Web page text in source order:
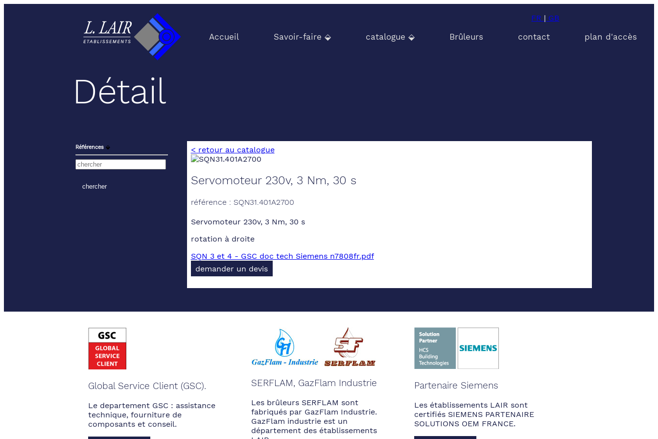
FR | GB
Accueil Savoir-faire ⬙ catalogue ⬙ Brûleurs contact plan d'accès
Détail
Références ⬙ < retour au catalogue
Servomoteur 230v, 3 Nm, 30 s
référence : SQN31.401A2700
Servomoteur 230v, 3 Nm, 30 s
rotation à droite
SQN 3 et 4 - GSC doc tech Siemens n7808fr.pdf
demander un devis
Global Service Client (GSC).
Le departement GSC : assistance
technique, fourniture de
composants et conseil.
SERFLAM, GazFlam Industrie
Les brûleurs SERFLAM sont
fabriqués par GazFlam Industrie.
GazFlam industrie est un
département des établissements
Partenaire Siemens
Les établissements LAIR sont
certifiés SIEMENS PARTENAIRE
SOLUTIONS OEM FRANCE.